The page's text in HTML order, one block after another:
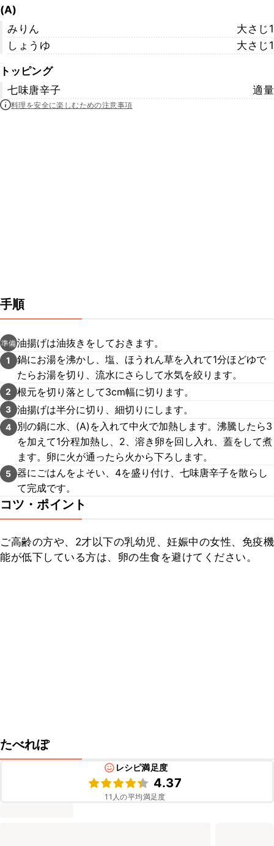
(A)
みりん
大さじ1
しょうゆ
大さじ1
トッピング
七味唐辛子
適量
料理を安全に楽しむための注意事項
手順
準備油揚げは油抜きをしておきます。
1
鍋にお湯を沸かし、塩、ほうれん草を入れて1分ほどゆで
たらお湯を切り、流水にさらして水気を絞ります。
2 根元を切り落として3cm幅に切ります。
3 油揚げは半分に切り、細切りにします。
4
別の鍋に水、(A)を入れて中火で加熱します。沸騰したら3
を加えて1分程加熱し、2、溶き卵を回し入れ、蓋をして煮
ます。卵に火が通ったら火から下ろします。
5 器にごはんをよそい、4を盛り付け、七味唐辛子を散らし
て完成です。
コツ・ポイント
ご高齢の方や、2才以下の乳幼児、妊娠中の女性、免疫機
能が低下している方は、卵の生食を避けてください。
たべれぽ
レシピ満足度
4.37
11 人の平均満足度